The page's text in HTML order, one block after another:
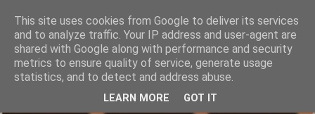
This site uses cookies from Google to deliver its services
and to analyze traffic. Your IP address and user-agent are
shared with Google along with performance and security
metrics to ensure quality of service, generate usage
statistics, and to detect and address abuse.
LEARN MORE GOT IT